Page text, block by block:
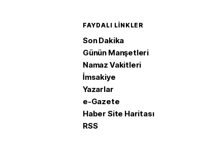
FAYDALI LINKLER
Son Dakika
Günün Manşetleri
Namaz Vakitleri
İmsakiye
Yazarlar
e-Gazete
Haber Site Haritası
RSS